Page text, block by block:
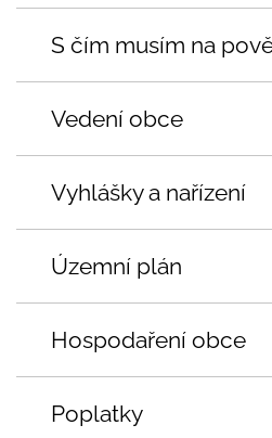
S čím musím na
Vedení obce
Vyhlášky a nařízení
Územní plán
Hospodaření obce
Poplatky